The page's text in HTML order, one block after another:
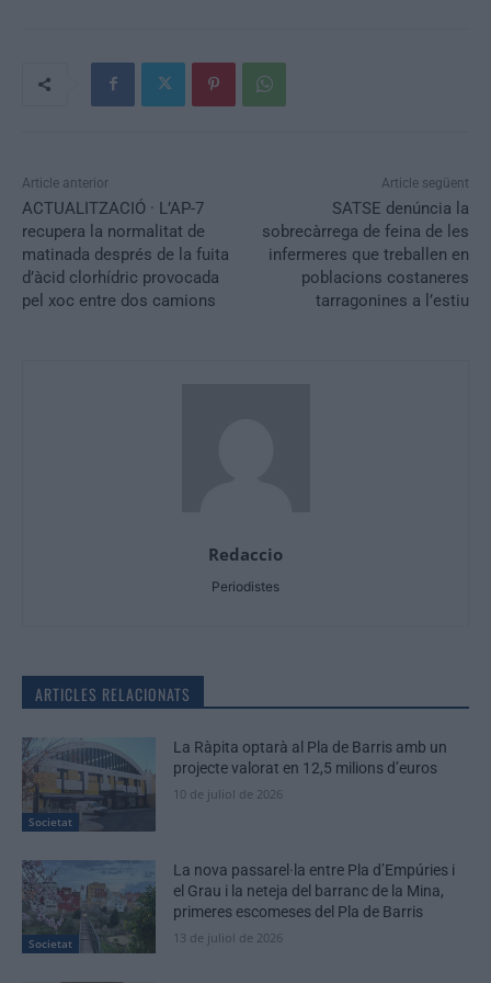
Article anterior
ACTUALITZACIÓ · L’AP-7
recupera la normalitat de
matinada després de la fuita
d’àcid clorhídric provocada
pel xoc entre dos camions
Article següent
SATSE denúncia la
sobrecàrrega de feina de les
infermeres que treballen en
poblacions costaneres
tarragonines a l’estiu
Redaccio
Periodistes
ARTICLES RELACIONATS
Societat
La Ràpita optarà al Pla de Barris amb un
projecte valorat en 12,5 milions d’euros
10 de juliol de 2026
Societat
La nova passarel·la entre Pla d’Empúries i
el Grau i la neteja del barranc de la Mina,
primeres escomeses del Pla de Barris
13 de juliol de 2026